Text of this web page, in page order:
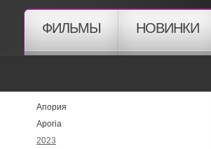
ФИЛЬМЫ НОВИНКИ
Апория
Aporia
2023